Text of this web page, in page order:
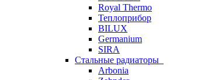
Royal Thermo
Теплоприбор
BILUX
Germanium
SIRA
Стальные радиаторы
Arbonia